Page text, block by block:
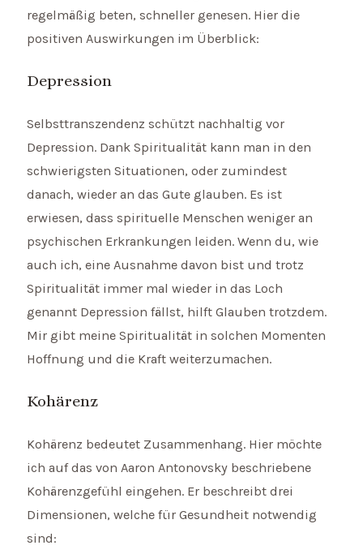
regelmäßig beten, schneller genesen. Hier die
positiven Auswirkungen im Überblick:
Depression
Selbsttranszendenz schützt nachhaltig vor
Depression. Dank Spiritualität kann man in den
schwierigsten Situationen, oder zumindest
danach, wieder an das Gute glauben. Es ist
erwiesen, dass spirituelle Menschen weniger an
psychischen Erkrankungen leiden. Wenn du, wie
auch ich, eine Ausnahme davon bist und trotz
Spiritualität immer mal wieder in das Loch
genannt Depression fällst, hilft Glauben trotzdem.
Mir gibt meine Spiritualität in solchen Momenten
Hoffnung und die Kraft weiterzumachen.
Kohärenz
Kohärenz bedeutet Zusammenhang. Hier möchte
ich auf das von Aaron Antonovsky beschriebene
Kohärenzgefühl eingehen. Er beschreibt drei
Dimensionen, welche für Gesundheit notwendig
sind: